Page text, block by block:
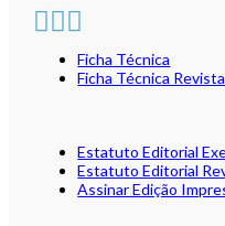
Ficha Técnica
Ficha Técnica
Estatuto Editorial
Estatuto Editorial
Assinar Edição